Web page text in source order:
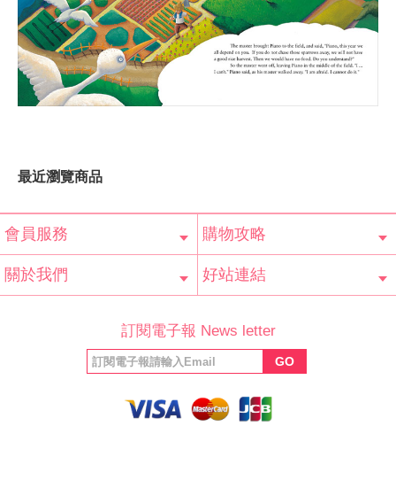
最近瀏覽商品
會員服務
會員辨法
客服信箱
隱私條款
網站導覽
購物攻略
常見問題
購物說明
訂單查詢
關於我們 好站連結
福利協會
絲專頁
訂閱電子報 News letter
GO